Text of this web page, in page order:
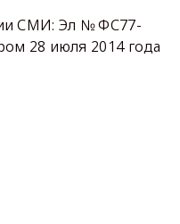
СМИ: Эл № ФС77-
28 июля 2014 года